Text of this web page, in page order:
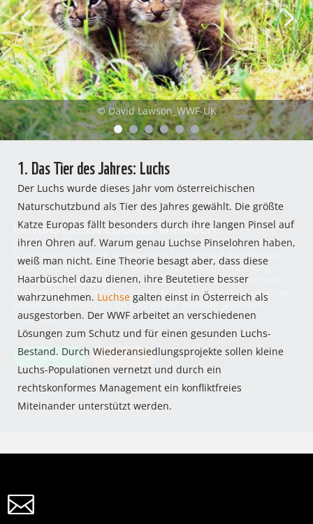
© David Lawson_WWF-UK
1. Das Tier des Jahres: Luchs
Der Luchs wurde dieses Jahr vom österreichischen
Naturschutzbund als Tier des Jahres gewählt. Die größte
Katze Europas fällt besonders durch ihre langen Pinsel auf
ihren Ohren auf. Warum genau Luchse Pinselohren haben,
weiß man nicht. Eine Theorie besagt aber, dass diese
Haarbüschel dazu dienen, ihre Beutetiere besser
wahrzunehmen. Luchse galten einst in Österreich als
ausgestorben. Der WWF arbeitet an verschiedenen
Lösungen zum Schutz und für einen gesunden Luchs-
Bestand. Durch Wiederansiedlungsprojekte sollen kleine
Luchs-Populationen vernetzt und durch ein
rechtskonformes Management ein konfliktfreies
Miteinander unterstützt werden.
PANDAS LIEBEN COOKIES, WIR AUCH!
Cookies helfen unser Angebot nutzerfreundlich zu gestalten
& erlauben uns eine Analyse der Zugriffe auf die Website.
Infos dazu findest du in unserer Datenschutzerklärung.
UnterEinstellungen kannst du verwalten, welche Art von
Cookies gesetzt werden. Deine Auswahl kannst du über den
entsprechenden Link im Footer der Website jederzeit
widerrufen.
Zustimmen Ablehnen